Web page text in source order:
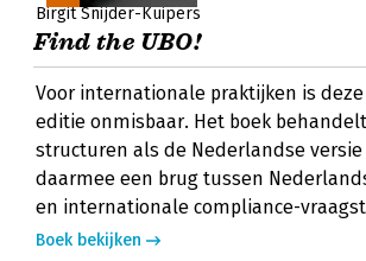
Birgit Snijder-Kuipers
Find the UBO!
Voor internationale praktijken is
editie onmisbaar. Het boek
structuren als de Nederlandse
daarmee een brug tussen
en internationale compliance-
Boek bekijken